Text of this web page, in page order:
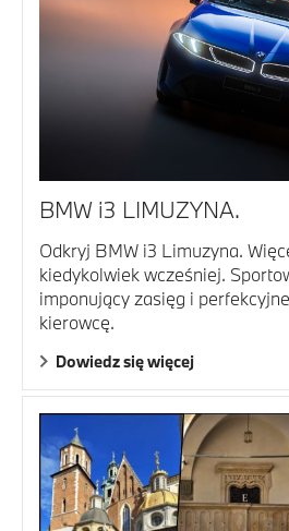
BMW i3 LIMUZYNA.
Odkryj BMW i3 Limuzyna.
kiedykolwiek wcześniej.
imponujący zasięg i
kierowcę.
Dowiedz się więcej